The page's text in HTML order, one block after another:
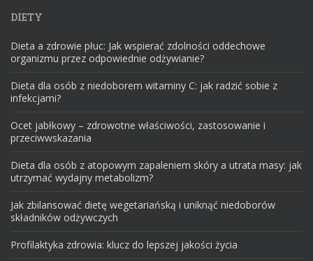
DIETY
Dieta a zdrowie płuc: Jak wspierać zdolności oddechowe
organizmu przez odpowiednie odżywianie?
Dieta dla osób z niedoborem witaminy C: jak radzić sobie z
infekcjami?
Ocet jabłkowy – zdrowotne właściwości, zastosowanie i
przeciwwskazania
Dieta dla osób z atopowym zapaleniem skóry a utrata masy: jak
utrzymać wydajny metabolizm?
Jak zbilansować dietę wegetariańską i uniknąć niedoborów
składników odżywczych
Profilaktyka zdrowia: klucz do lepszej jakości życia